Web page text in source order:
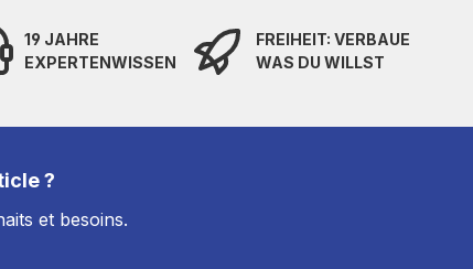
19 JAHRE
EXPERTENWISSEN
FREIHEIT: VERBAUE
WAS DU WILLST
?
et besoins.